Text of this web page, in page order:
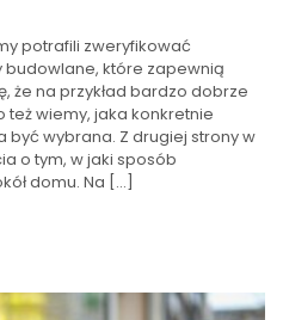
potrafili zweryfikować
budowlane, które zapewnią
że na przykład bardzo dobrze
wiemy, jaka konkretnie
wybrana. Z drugiej strony w
o tym, w jaki sposób
domu. Na […]